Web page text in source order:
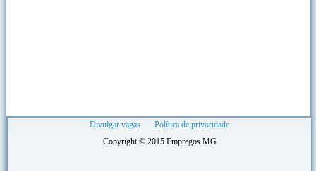
Divulgar vagas
Política de privacidade
Copyright © 2015 Empregos MG